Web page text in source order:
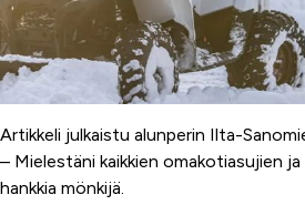
Artikkeli julkaistu alunperin Ilta-
– Mielestäni kaikkien omakotiasujien
hankkia mönkijä.